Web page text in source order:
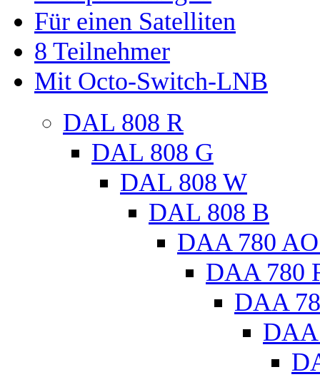
Für einen Satelliten
8 Teilnehmer
Mit Octo-Switch-LNB
DAL 808 R
DAL 808 G
DAL 808 W
DAL 808 B
DAA 780
DAA 780
DAA
DAA